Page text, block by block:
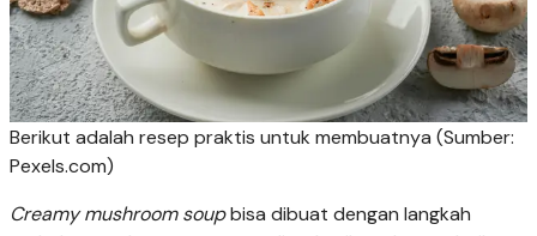
Berikut adalah resep praktis untuk membuatnya (Sumber:
Pexels.com)
Creamy mushroom soupbisa dibuat dengan langkah